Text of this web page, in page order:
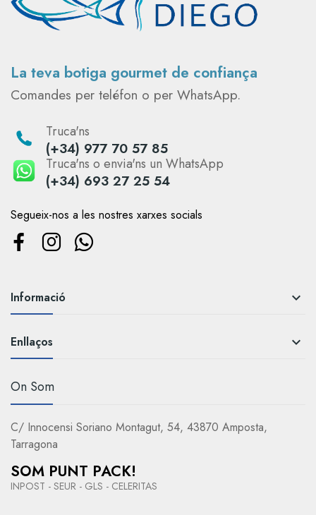
La teva botiga gourmet de confiança
Comandes per teléfon o per WhatsApp.
Truca'ns
(+34) 977 70 57 85
Truca'ns o envia'ns un WhatsApp
(+34) 693 27 25 54
Segueix-nos a les nostres xarxes socials
Informació 
Enllaços 
On Som
C/ Innocensi Soriano Montagut, 54, 43870 Amposta,
Tarragona
SOM PUNT PACK!
INPOST - SEUR - GLS - CELERITAS